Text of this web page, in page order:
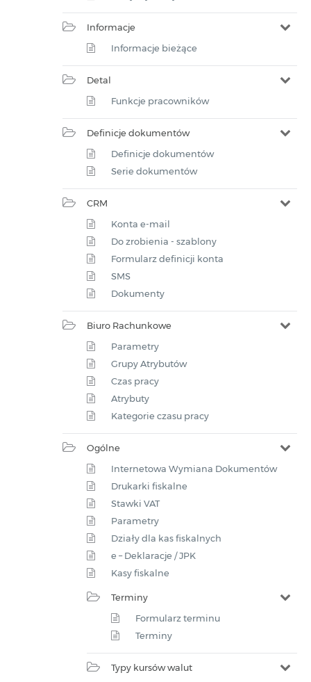
Informacje
Informacje bieżące
Detal
Funkcje pracowników
Definicje dokumentów
Definicje dokumentów
Serie dokumentów
CRM
Konta e-mail
Do zrobienia - szablony
Formularz definicji konta
SMS
Dokumenty
Biuro Rachunkowe
Parametry
Grupy Atrybutów
Czas pracy
Atrybuty
Kategorie czasu pracy
Ogólne
Internetowa Wymiana Dokumentów
Drukarki fiskalne
Stawki VAT
Parametry
Działy dla kas fiskalnych
e – Deklaracje / JPK
Kasy fiskalne
Terminy
Formularz terminu
Terminy
Typy kursów walut